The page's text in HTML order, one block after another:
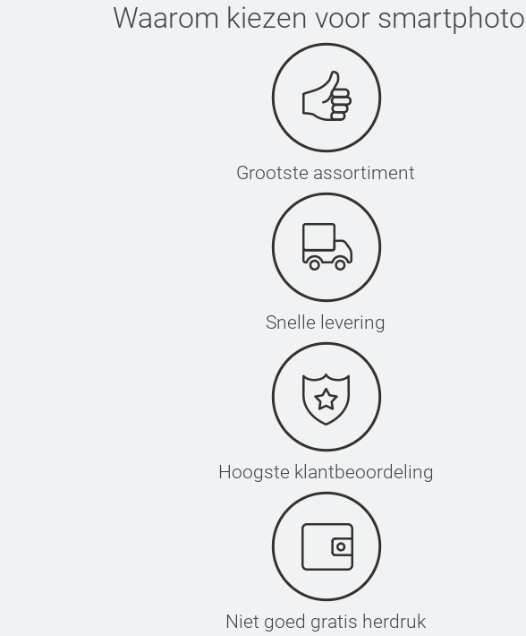
Waarom kiezen voor smartphoto
Grootste assortiment
Snelle levering
Hoogste klantbeoordeling
Niet goed gratis herdruk